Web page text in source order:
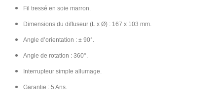
Fil tressé en soie marron.
Dimensions du diffuseur (L x Ø) : 167 x 103 mm.
Angle d’orientation : ± 90°.
Angle de rotation : 360°.
Interrupteur simple allumage.
Garantie : 5 Ans.